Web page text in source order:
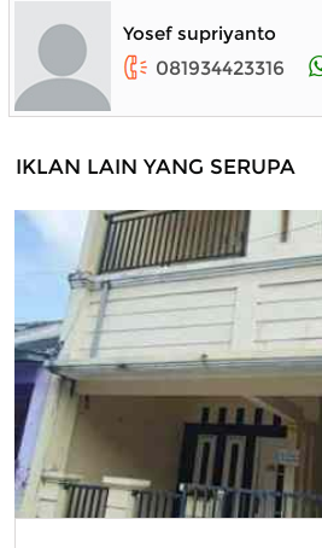
Yosef supriyanto
081934423316
IKLAN LAIN YANG SERUPA